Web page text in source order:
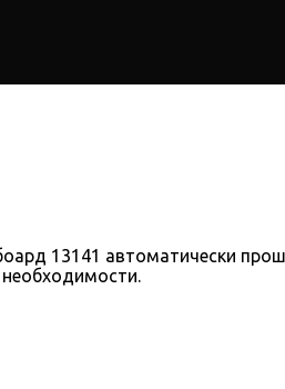
13141 автоматически